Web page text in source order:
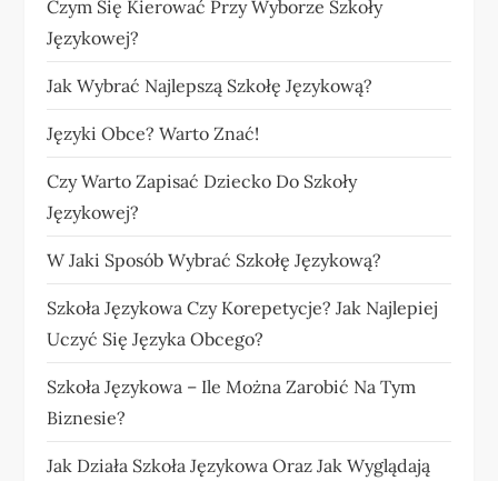
Czym Się Kierować Przy Wyborze Szkoły
Językowej?
Jak Wybrać Najlepszą Szkołę Językową?
Języki Obce? Warto Znać!
Czy Warto Zapisać Dziecko Do Szkoły
Językowej?
W Jaki Sposób Wybrać Szkołę Językową?
Szkoła Językowa Czy Korepetycje? Jak Najlepiej
Uczyć Się Języka Obcego?
Szkoła Językowa – Ile Można Zarobić Na Tym
Biznesie?
Jak Działa Szkoła Językowa Oraz Jak Wyglądają